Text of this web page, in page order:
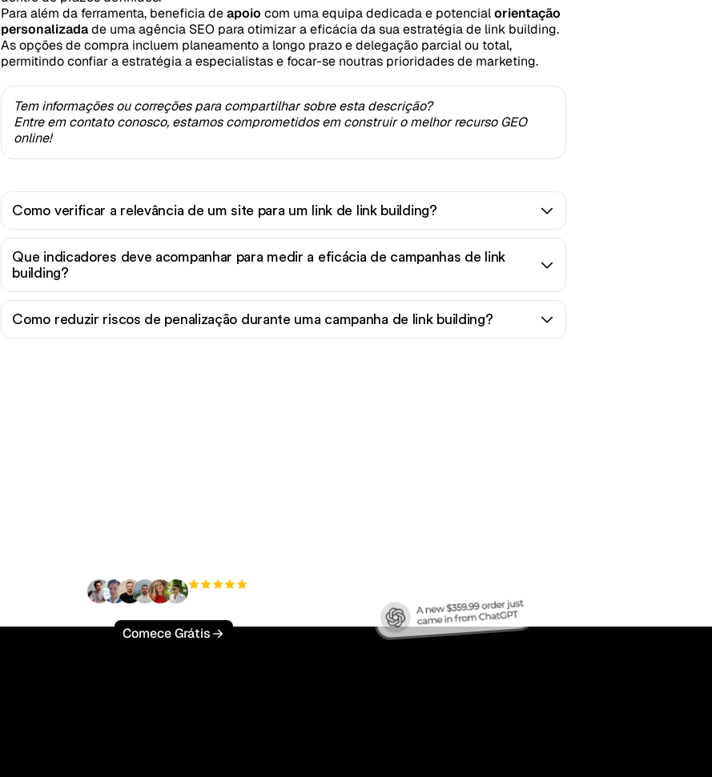
Para além da ferramenta, beneficia deapoio com uma equipa dedicada e potencialorientação
personalizadade uma agência SEO para otimizar a eficácia da sua estratégia de link building.
As opções de compra incluem planeamento a longo prazo e delegação parcial ou total,
permitindo confiar a estratégia a especialistas e focar-se noutras prioridades de marketing.
Tem informações ou correções para compartilhar sobre esta descrição?
Entre em contato conosco, estamos comprometidos em construir o melhor recurso GEO
online!
Como verificar a relevância de um site para um link de link building?
Que indicadores deve acompanhar para medir a eficácia de campanhas de link
building?
Como reduzir riscos de penalização durante uma campanha de link building?
Comece Grátis